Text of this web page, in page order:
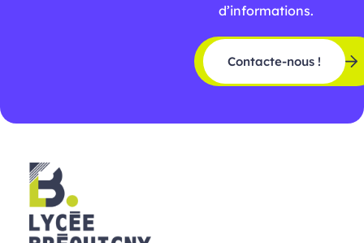
d’informations.
Contacte-nous !